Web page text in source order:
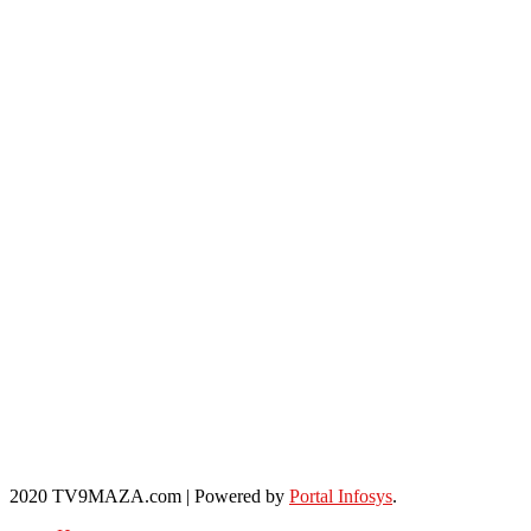
2020 TV9MAZA.com | Powered by Portal Infosys.